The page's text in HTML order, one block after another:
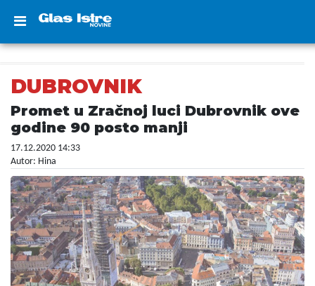
DUBROVNIK
Promet u Zračnoj luci Dubrovnik ove
godine 90 posto manji
17.12.2020 14:33
Autor: Hina